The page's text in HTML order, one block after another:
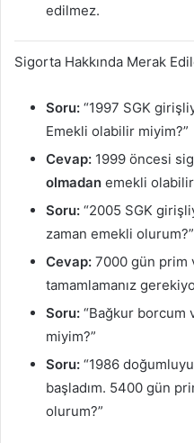
edilmez.
Sigorta Hakkında Merak
Soru: “1997 SGK
Emekli olabilir miyim?”
Cevap: 1999 öncesi
olmadan emekli
Soru: “2005 SGK
zaman emekli olurum?”
Cevap: 7000 gün prim
tamamlamanız
Soru: “Bağkur borcum
miyim?”
Soru: “1986
başladım. 5400 gün
olurum?”